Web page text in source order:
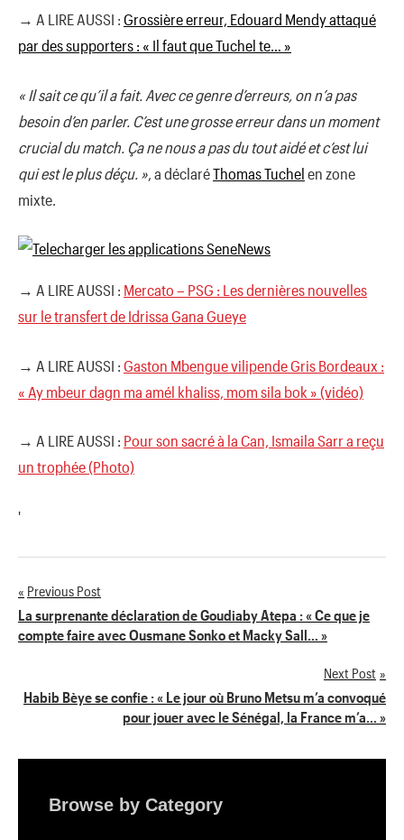
→ A LIRE AUSSI : Grossière erreur, Edouard Mendy attaqué
par des supporters : « Il faut que Tuchel te… »
« Il sait ce qu’il a fait. Avec ce genre d’erreurs, on n’a pas
besoin d’en parler. C’est une grosse erreur dans un moment
crucial du match. Ça ne nous a pas du tout aidé et c’est lui
qui est le plus déçu. » , a déclaréThomas Tuchel en zone
mixte.
→ A LIRE AUSSI : Mercato – PSG : Les dernières nouvelles
sur le transfert de Idrissa Gana Gueye
→ A LIRE AUSSI : Gaston Mbengue vilipende Gris Bordeaux :
« Ay mbeur dagn ma amél khaliss, mom sila bok » (vidéo)
→ A LIRE AUSSI : Pour son sacré à la Can, Ismaila Sarr a reçu
un trophée (Photo)
'
Navigation
de
Previous Post
La surprenante déclaration de Goudiaby Atepa : « Ce que je
compte faire avec Ousmane Sonko et Macky Sall… »
Next Post
Habib Bèye se confie : « Le jour où Bruno Metsu m’a convoqué
pour jouer avec le Sénégal, la France m’a… »
Browse by Category